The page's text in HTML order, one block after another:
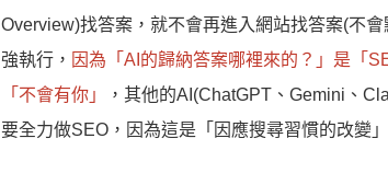
Overview)找答案，就不會再進入網站找答案(不
強執行， 因為「AI的歸納答案哪裡來的？」是「
「不會有你」
，其他的AI(ChatGPT、Gemini、
要全力做SEO，因為這是「因應搜尋習慣的改變